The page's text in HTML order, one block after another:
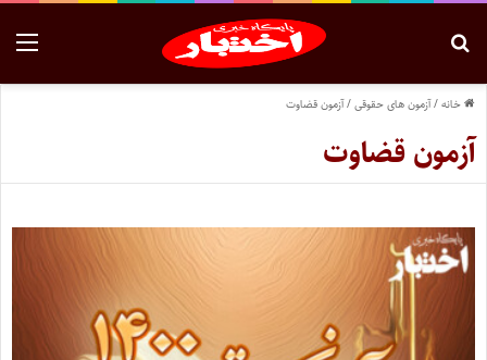
خانه/آزمون های حقوقی/آزمون قضاوت
آزمون قضاوت